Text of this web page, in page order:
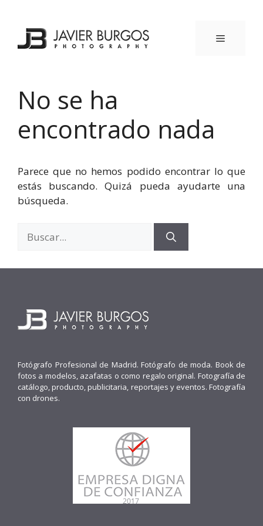
contenido
MENÚ
No se ha
encontrado nada
Parece que no hemos podido encontrar lo que
estás buscando. Quizá pueda ayudarte una
búsqueda.
Fotógrafo Profesional de Madrid. Fotógrafo de moda. Book de
fotos a modelos, azafatas o como regalo original. Fotografía de
catálogo, producto, publicitaria, reportajes y eventos. Fotografía
con drones.